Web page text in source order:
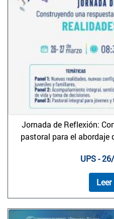
Jornada de Reflexión:
pastoral para el abordaje
UPS -